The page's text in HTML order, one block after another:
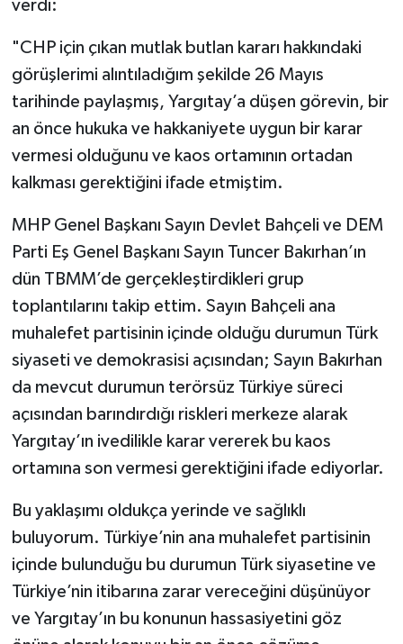
verdi:
"CHP için çıkan mutlak butlan kararı hakkındaki
görüşlerimi alıntıladığım şekilde 26 Mayıs
tarihinde paylaşmış, Yargıtay’a düşen görevin, bir
an önce hukuka ve hakkaniyete uygun bir karar
vermesi olduğunu ve kaos ortamının ortadan
kalkması gerektiğini ifade etmiştim.
MHP Genel Başkanı Sayın Devlet Bahçeli ve DEM
Parti Eş Genel Başkanı Sayın Tuncer Bakırhan’ın
dün TBMM’de gerçekleştirdikleri grup
toplantılarını takip ettim. Sayın Bahçeli ana
muhalefet partisinin içinde olduğu durumun Türk
siyaseti ve demokrasisi açısından; Sayın Bakırhan
da mevcut durumun terörsüz Türkiye süreci
açısından barındırdığı riskleri merkeze alarak
Yargıtay’ın ivedilikle karar vererek bu kaos
ortamına son vermesi gerektiğini ifade ediyorlar.
Bu yaklaşımı oldukça yerinde ve sağlıklı
buluyorum. Türkiye’nin ana muhalefet partisinin
içinde bulunduğu bu durumun Türk siyasetine ve
Türkiye’nin itibarına zarar vereceğini düşünüyor
ve Yargıtay’ın bu konunun hassasiyetini göz